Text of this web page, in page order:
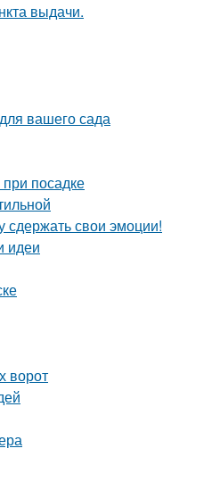
выдачи.
вашего сада
посадке
сдержать свои эмоции!
идеи
ворот